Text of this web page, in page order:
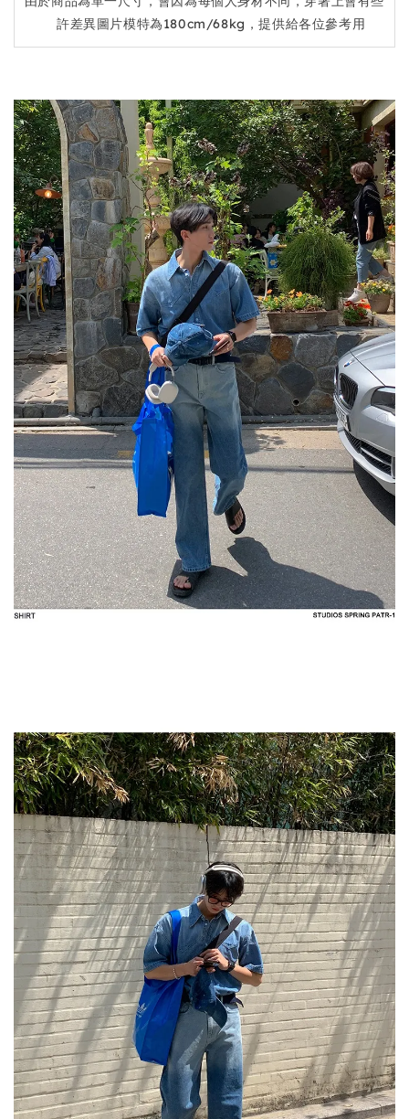
許差異圖片模特為180cm/68kg，提供給各位參考用